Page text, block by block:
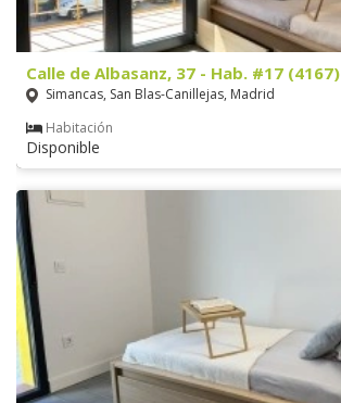
Calle de Albasanz, 37 - Hab. #17 (4167)
Simancas, San Blas-Canillejas, Madrid
Habitación
Disponible